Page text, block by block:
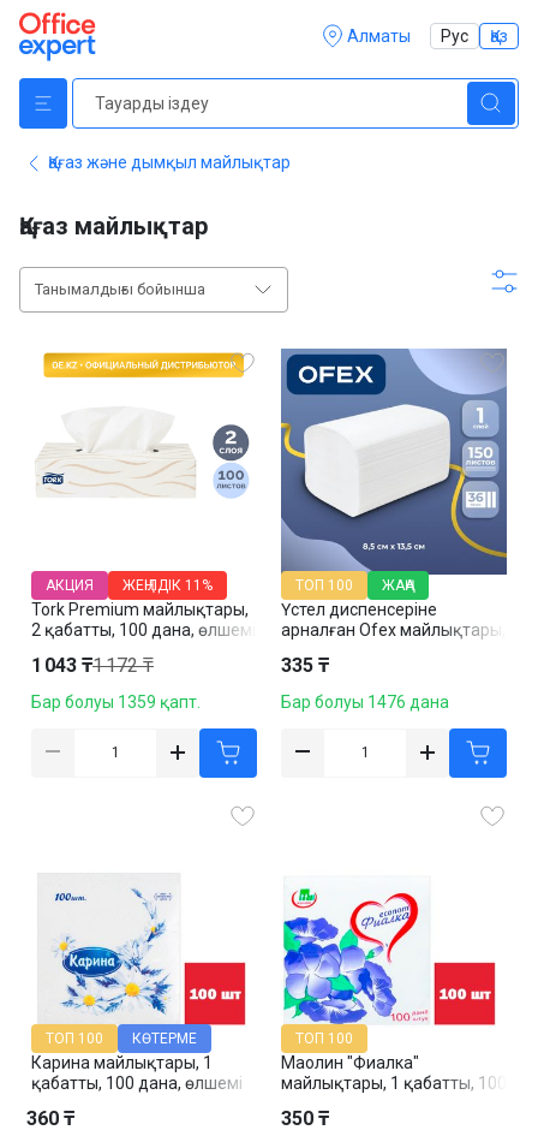
Алматы Рус Қаз
Қағаз және дымқыл майлықтар
Қағаз майлықтар
Танымалдығы бойынша
Tork Premium майлықтары,
2 қабатты, 100 дана, өлшемі
АКЦИЯ ЖЕҢІЛДІК 11%
1 043 ₸1 172 ₸
Бар болуы 1359 қапт.
Үстел диспенсеріне
арналған Ofex майлықтары,
ТОП 100 ЖАҢА
335 ₸
Бар болуы 1476 дана
Карина майлықтары, 1
қабатты, 100 дана, өлшемі
ТОП 100 КӨТЕРМЕ
360 ₸
Маолин "Фиалка"
майлықтары, 1 қабатты, 100
24*24 см, ақ
ТОП 100
350 ₸